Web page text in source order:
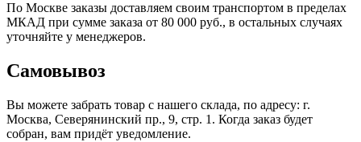
По Москве заказы доставляем своим транспортом в пределах
МКАД при сумме заказа от 80 000 руб., в остальных случаях
уточняйте у менеджеров.
Самовывоз
Вы можете забрать товар с нашего склада, по адресу: г.
Москва, Северянинский пр., 9, стр. 1. Когда заказ будет
собран, вам придёт уведомление.